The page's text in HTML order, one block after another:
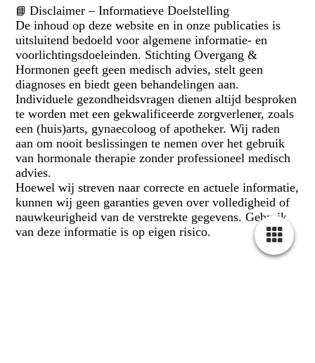
📘Disclaimer – Informatieve Doelstelling
De inhoud op deze website en in onze publicaties is
uitsluitend bedoeld voor algemene informatie- en
voorlichtingsdoeleinden. Stichting Overgang &
Hormonen geeft geen medisch advies, stelt geen
diagnoses en biedt geen behandelingen aan.
Individuele gezondheidsvragen dienen altijd besproken
te worden met een gekwalificeerde zorgverlener, zoals
een (huis)arts, gynaecoloog of apotheker. Wij raden
aan om nooit beslissingen te nemen over het gebruik
van hormonale therapie zonder professioneel medisch
advies.
Hoewel wij streven naar correcte en actuele informatie,
kunnen wij geen garanties geven over volledigheid of
nauwkeurigheid van de verstrekte gegevens. Gebruik
van deze informatie is op eigen risico.